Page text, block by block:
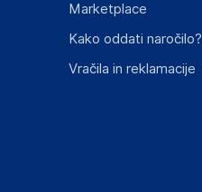
z zahtevanimi predpisi.
vključujejo ključne varnostne
Marketplace
Kako oddati naročilo?
Vračila in reklamacije